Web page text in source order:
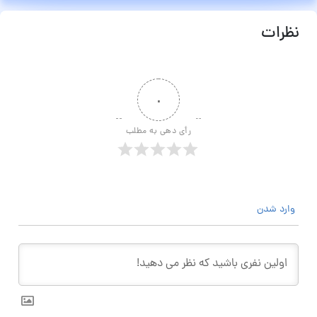
نظرات
۰
رأی دهی به مطلب
وارد شدن